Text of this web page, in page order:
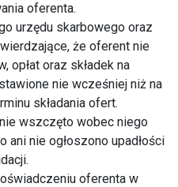
oferenta.
urzędu skarbowego oraz
że oferent nie
opłat oraz składek na
nie wcześniej niż na
składania ofert.
wszczęto wobec niego
ani nie ogłoszono upadłości
oferenta w